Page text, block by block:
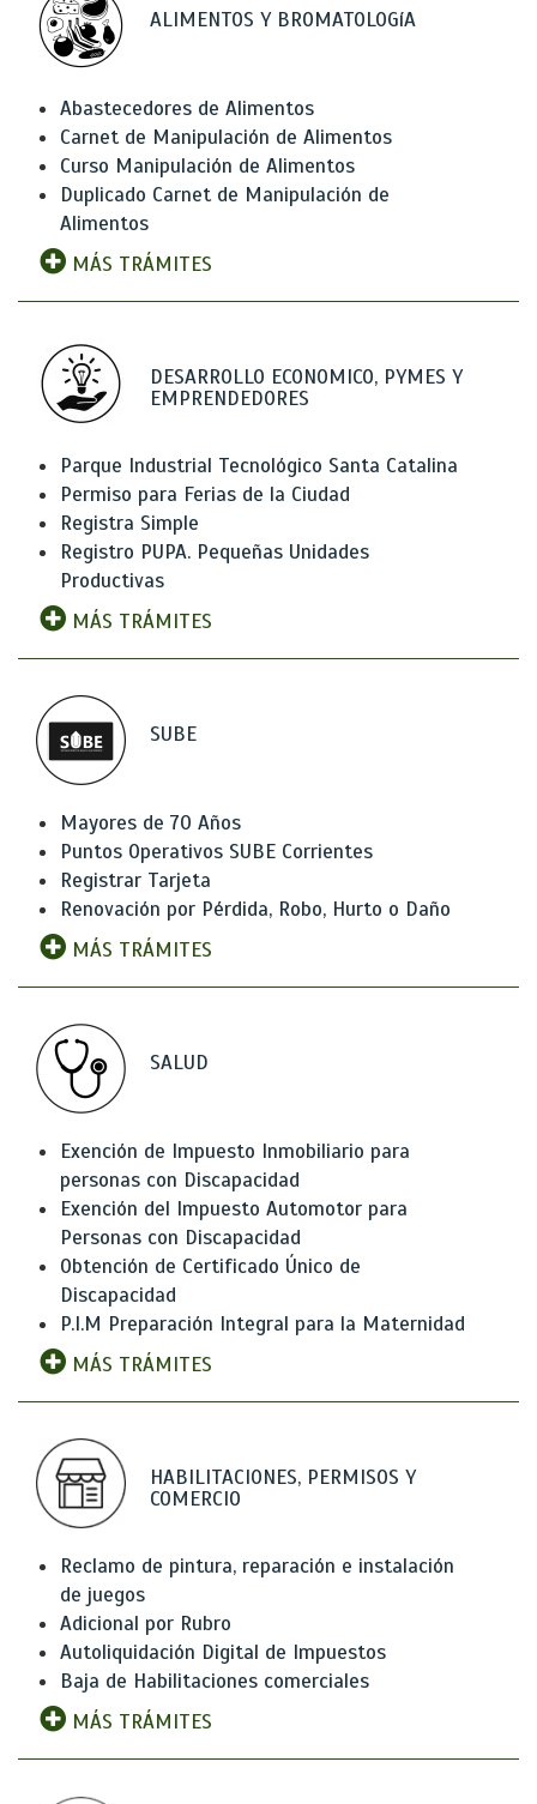
ALIMENTOS Y BROMATOLOGíA
Abastecedores de Alimentos
Carnet de Manipulación de Alimentos
Curso Manipulación de Alimentos
Duplicado Carnet de Manipulación de
Alimentos
MÁS TRÁMITES
DESARROLLO ECONOMICO, PYMES Y
EMPRENDEDORES
Parque Industrial Tecnológico Santa Catalina
Permiso para Ferias de la Ciudad
Registra Simple
Registro PUPA. Pequeñas Unidades
Productivas
MÁS TRÁMITES
SUBE
Mayores de 70 Años
Puntos Operativos SUBE Corrientes
Registrar Tarjeta
Renovación por Pérdida, Robo, Hurto o Daño
MÁS TRÁMITES
SALUD
Exención de Impuesto Inmobiliario para
personas con Discapacidad
Exención del Impuesto Automotor para
Personas con Discapacidad
Obtención de Certificado Único de
Discapacidad
P.I.M Preparación Integral para la Maternidad
MÁS TRÁMITES
HABILITACIONES, PERMISOS Y
COMERCIO
Reclamo de pintura, reparación e instalación
de juegos
Adicional por Rubro
Autoliquidación Digital de Impuestos
Baja de Habilitaciones comerciales
MÁS TRÁMITES